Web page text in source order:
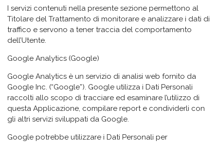
I servizi contenuti nella presente sezione permettono al
Titolare del Trattamento di monitorare e analizzare i dati di
traffico e servono a tener traccia del comportamento
dell’Utente.
Google Analytics (Google)
Google Analytics è un servizio di analisi web fornito da
Google Inc. (“Google”). Google utilizza i Dati Personali
raccolti allo scopo di tracciare ed esaminare l’utilizzo di
questa Applicazione, compilare report e condividerli con
gli altri servizi sviluppati da Google.
Google potrebbe utilizzare i Dati Personali per